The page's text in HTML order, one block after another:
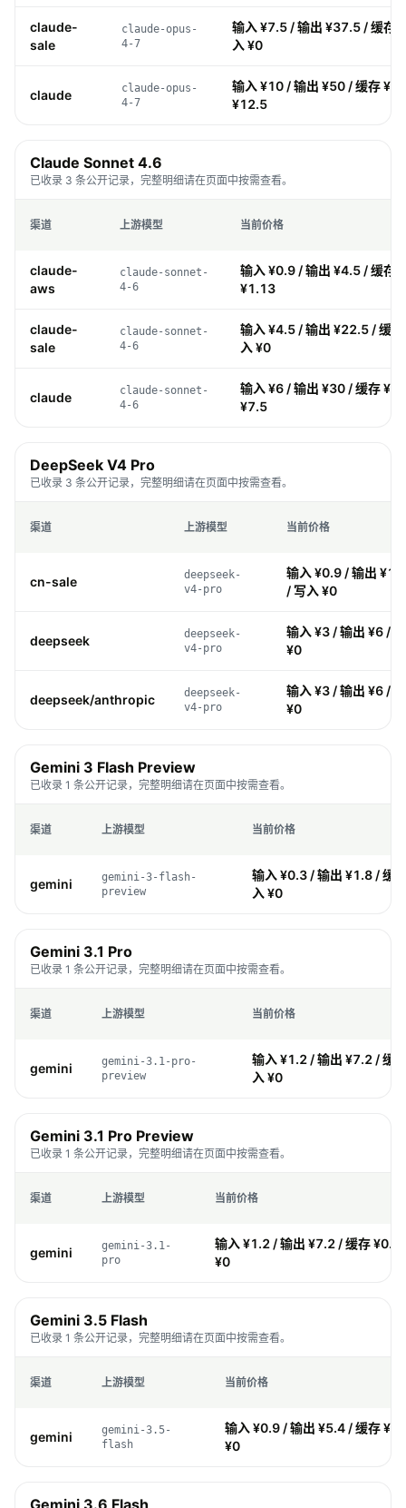
claude-
sale
claude-opus-
4-7
输入 ¥7.5 / 输出 ¥37.5 / 缓存
入 ¥0
claude
claude-opus-
4-7
输入 ¥10 / 输出 ¥50 / 缓存 ¥1
¥12.5
Claude Sonnet 4.6
已收录 3 条公开记录，完整明细请在页面中按需查看。
渠道 上游模型 当前价格
claude-
aws
claude-sonnet-
4-6
输入 ¥0.9 / 输出 ¥4.5 / 缓存
¥1.13
claude-
sale
claude-sonnet-
4-6
输入 ¥4.5 / 输出 ¥22.5 / 缓
入 ¥0
claude
claude-sonnet-
4-6
输入 ¥6 / 输出 ¥30 / 缓存
¥7.5
DeepSeek V4 Pro
已收录 3 条公开记录，完整明细请在页面中按需查看。
渠道 上游模型 当前价格
cn-sale
deepseek-
v4-pro
输入 ¥0.9 / 输出
/ 写入 ¥0
deepseek
deepseek-
v4-pro
输入 ¥3 / 输出 ¥6 /
¥0
deepseek/anthropic
deepseek-
v4-pro
输入 ¥3 / 输出 ¥6 /
¥0
Gemini 3 Flash Preview
已收录 1 条公开记录，完整明细请在页面中按需查看。
渠道 上游模型 当前价格
gemini
gemini-3-flash-
preview
输入 ¥0.3 / 输出 ¥1.8 / 缓
入 ¥0
Gemini 3.1 Pro
已收录 1 条公开记录，完整明细请在页面中按需查看。
渠道 上游模型 当前价格
gemini
gemini-3.1-pro-
preview
输入 ¥1.2 / 输出 ¥7.2 / 缓
入 ¥0
Gemini 3.1 Pro Preview
已收录 1 条公开记录，完整明细请在页面中按需查看。
渠道 上游模型 当前价格
gemini
gemini-3.1-
pro
输入 ¥1.2 / 输出 ¥7.2 / 缓存
¥0
Gemini 3.5 Flash
已收录 1 条公开记录，完整明细请在页面中按需查看。
渠道 上游模型 当前价格
gemini
gemini-3.5-
flash
输入 ¥0.9 / 输出 ¥5.4 / 缓存
¥0
Gemini 3.6 Flash